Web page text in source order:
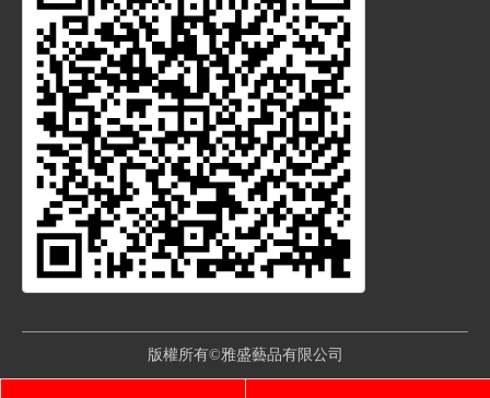
版權所有©雅盛藝品有限公司